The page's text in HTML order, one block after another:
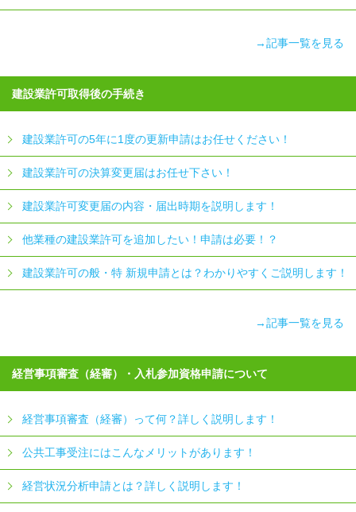
→記事一覧を見る
建設業許可取得後の手続き
建設業許可の5年に1度の更新申請はお任せください！
建設業許可の決算変更届はお任せ下さい！
建設業許可変更届の内容・届出時期を説明します！
他業種の建設業許可を追加したい！申請は必要！？
建設業許可の般・特 新規申請とは？わかりやすくご説明します！
→記事一覧を見る
経営事項審査（経審）・入札参加資格申請について
経営事項審査（経審）って何？詳しく説明します！
公共工事受注にはこんなメリットがあります！
経営状況分析申請とは？詳しく説明します！